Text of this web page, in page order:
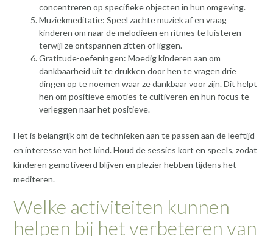
concentreren op specifieke objecten in hun omgeving.
Muziekmeditatie: Speel zachte muziek af en vraag
kinderen om naar de melodieën en ritmes te luisteren
terwijl ze ontspannen zitten of liggen.
Gratitude-oefeningen: Moedig kinderen aan om
dankbaarheid uit te drukken door hen te vragen drie
dingen op te noemen waar ze dankbaar voor zijn. Dit helpt
hen om positieve emoties te cultiveren en hun focus te
verleggen naar het positieve.
Het is belangrijk om de technieken aan te passen aan de leeftijd
en interesse van het kind. Houd de sessies kort en speels, zodat
kinderen gemotiveerd blijven en plezier hebben tijdens het
mediteren.
Welke activiteiten kunnen
helpen bij het verbeteren van